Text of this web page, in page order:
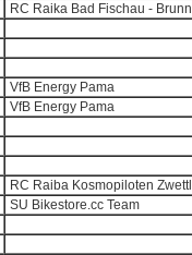
RC Raika Bad Fischau - Brunn
VfB Energy Pama
VfB Energy Pama
RC Raiba Kosmopiloten Zwettl
SU Bikestore.cc Team